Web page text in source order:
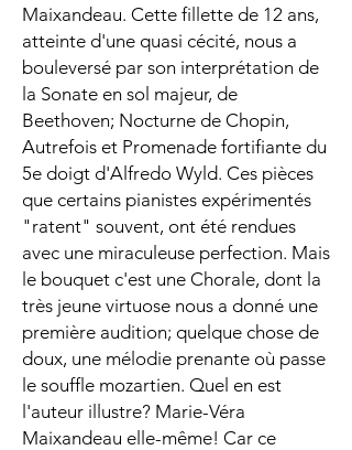
Maixandeau. Cette fillette de 12 ans,
atteinte d'une quasi cécité, nous a
bouleversé par son interprétation de
la Sonate en sol majeur, de
Beethoven; Nocturne de Chopin,
Autrefois et Promenade fortifiante du
5e doigt d'Alfredo Wyld. Ces pièces
que certains pianistes expérimentés
"ratent" souvent, ont été rendues
avec une miraculeuse perfection. Mais
le bouquet c'est une Chorale, dont la
très jeune virtuose nous a donné une
première audition; quelque chose de
doux, une mélodie prenante où passe
le souffle mozartien. Quel en est
l'auteur illustre? Marie-Véra
Maixandeau elle-même! Car ce